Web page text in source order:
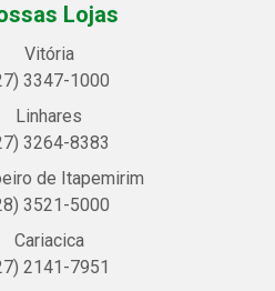
Lojas
Vitória
3347-1000
Linhares
3264-8383
de Itapemirim
3521-5000
Cariacica
2141-7951